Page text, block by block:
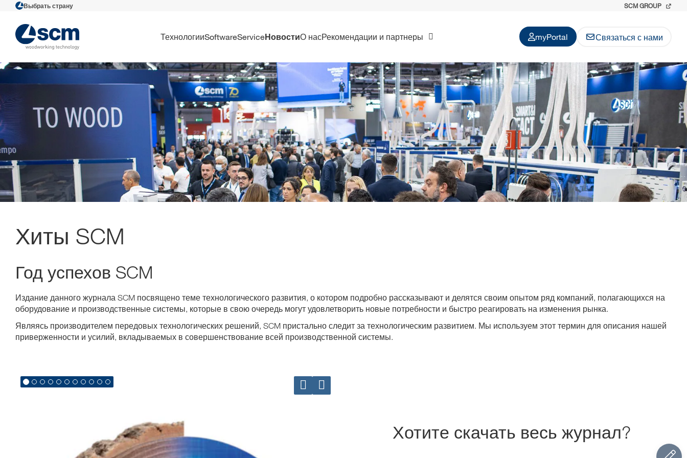
Выбрать страну SCM GROUP
Технологии Software Service Новости О нас Рекомендации и партнеры myPortal Связаться с нами
Хиты SCM
Год успехов SCM
Издание данного журнала SCM посвящено теме технологического развития, о котором подробно рассказывают и делятся своим опытом ряд компаний, полагающихся на
оборудование и производственные системы, которые в свою очередь могут удовлетворить новые потребности и быстро реагировать на изменения рынка.
Являясь производителем передовых технологических решений, SCM пристально следит за технологическим развитием. Мы используем этот термин для описания нашей
приверженности и усилий, вкладываемых в совершенствование всей производственной системы.
Хотите скачать весь журнал?